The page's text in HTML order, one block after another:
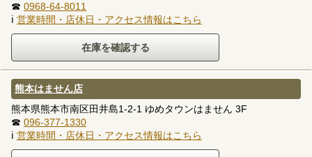
☎ 0968-64-8011
ℹ 営業時間・店休日・アクセス情報はこちら
熊本はません店
熊本県熊本市南区田井島1-2-1 ゆめタウンはません 3F
☎ 096-377-1330
ℹ 営業時間・店休日・アクセス情報はこちら